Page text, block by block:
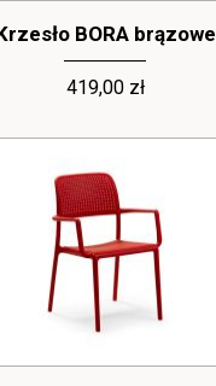
BORA brązowe
419,00 zł